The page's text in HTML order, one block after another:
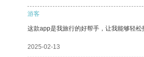
游客
这款app是我旅行的好帮手，让我能够轻松
2025-02-13